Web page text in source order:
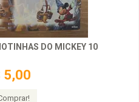
DO MICKEY 10
5,00